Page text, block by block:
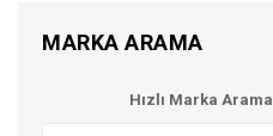
MARKA ARAMA
Hızlı Marka Arama